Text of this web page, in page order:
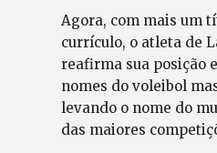
Agora, com mais um
currículo, o atleta de
reafirma sua posição
nomes do voleibol
levando o nome do
das maiores